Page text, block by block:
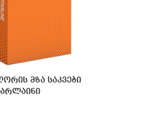
მზა საკვები